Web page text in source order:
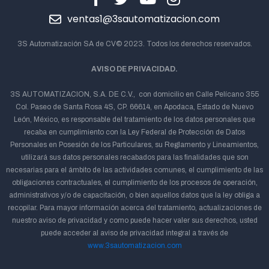
ventas1@3sautomatizacion.com
3S Automatización SA de CV© 2023. Todos los derechos reservados.
AVISO DE PRIVACIDAD.
3S AUTOMATIZACION, S.A. DE C.V., con domicilio en Calle Pelícano 355
Col. Paseo de Santa Rosa 4S, CP. 66614, en Apodaca, Estado de Nuevo
León, México, es responsable del tratamiento de los datos personales que
recaba en cumplimiento con la Ley Federal de Protección de Datos
Personales en Posesión de los Particulares, su Reglamento y Lineamientos,
utilizará sus datos personales recabados para las finalidades que son
necesarias para el ámbito de las actividades comunes, el cumplimiento de las
obligaciones contractuales, el cumplimiento de los procesos de operación,
administrativos y/o de capacitación, o bien aquellos datos que la ley obliga a
recopilar. Para mayor información acerca del tratamiento, actualizaciones de
nuestro aviso de privacidad y como puede hacer valer sus derechos, usted
puede acceder al aviso de privacidad integral a través de
www.3sautomatizacion.com